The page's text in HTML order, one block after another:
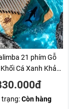
21 phím Gỗ
Cá Xanh Khảm
KaLinh
trạng:Còn hàng